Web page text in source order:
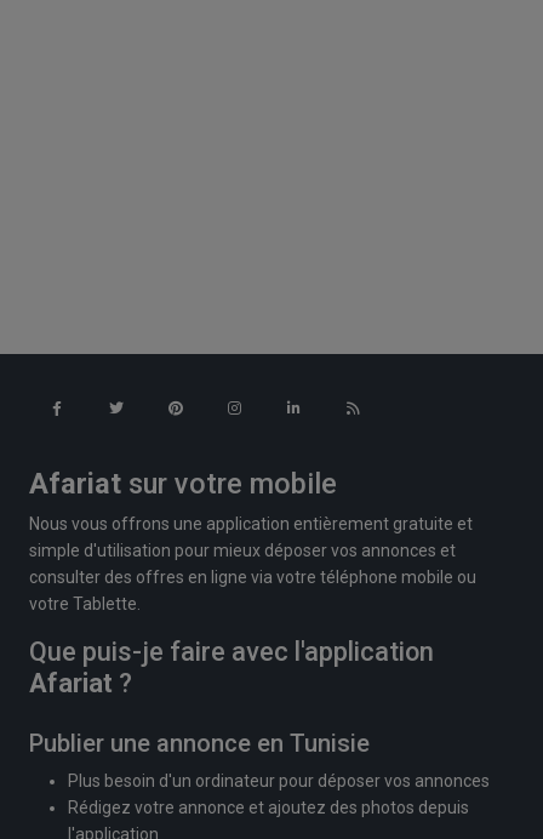
Afariat sur votre mobile
Nous vous offrons une application entièrement gratuite et
simple d'utilisation pour mieux déposer vos annonces et
consulter des offres en ligne via votre téléphone mobile ou
votre Tablette.
Que puis-je faire avec l'application
Afariat ?
Publier une annonce en Tunisie
Plus besoin d'un ordinateur pour déposer vos annonces
Rédigez votre annonce et ajoutez des photos depuis
l'application